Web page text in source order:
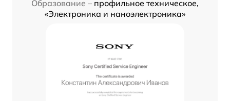
Образование – профильное техническое,
«Электроника и наноэлектроника»